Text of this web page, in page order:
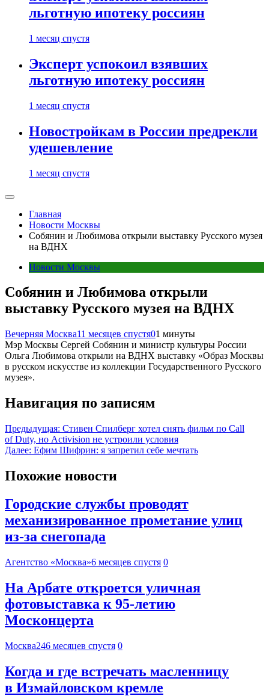
льготную ипотеку россиян
1 месяц спустя
Эксперт успокоил взявших
льготную ипотеку россиян
1 месяц спустя
Новостройкам в России предрекли
удешевление
1 месяц спустя
Главная
Новости Москвы
Собянин и Любимова открыли выставку Русского музея
на ВДНХ
Новости Москвы
Собянин и Любимова открыли
выставку Русского музея на ВДНХ
Вечерняя Москва11 месяцев спустя01 минуты
Мэр Москвы Сергей Собянин и министр культуры России
Ольга Любимова открыли на ВДНХ выставку «Образ Москвы
в русском искусстве из коллекции Государственного Русского
музея».
Навигация по записям
Предыдущая: Стивен Спилберг хотел снять фильм по Call
of Duty, но Activision не устроили условия
Далее: Ефим Шифрин: я запретил себе мечтать
Похожие новости
Городские службы проводят
механизированное прометание улиц
из-за снегопада
Агентство «Москва»6 месяцев спустя 0
На Арбате откроется уличная
фотовыставка к 95-летию
Москонцерта
Москва246 месяцев спустя 0
Когда и где встречать масленницу
в Измайловском кремле